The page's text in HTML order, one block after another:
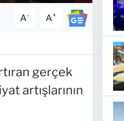
A- A+
gerçek
artışlarının